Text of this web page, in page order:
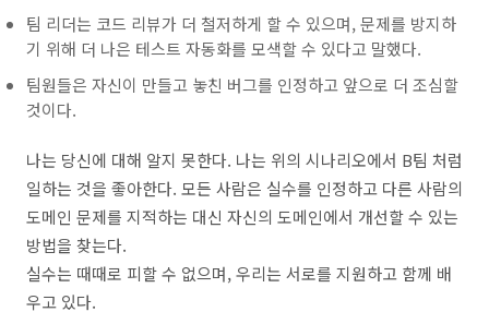
팀 리더는 코드 리뷰가 더 철저하게 할 수 있으며, 문제를 방지하
기 위해 더 나은 테스트 자동화를 모색할 수 있다고 말했다.
팀원들은 자신이 만들고 놓친 버그를 인정하고 앞으로 더 조심할
것이다.
나는 당신에 대해 알지 못한다. 나는 위의 시나리오에서 B팀 처럼
일하는 것을 좋아한다. 모든 사람은 실수를 인정하고 다른 사람의
도메인 문제를 지적하는 대신 자신의 도메인에서 개선할 수 있는
방법을 찾는다.
실수는 때때로 피할 수 없으며, 우리는 서로를 지원하고 함께 배
우고 있다.